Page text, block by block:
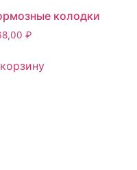
колодки
₽